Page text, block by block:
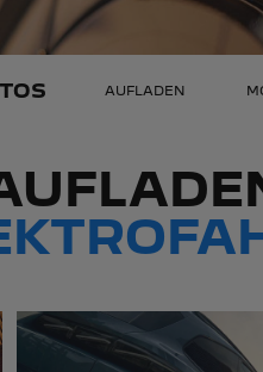
AUFLADEN